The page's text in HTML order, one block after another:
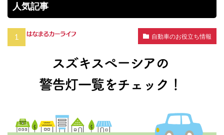
人気記事
自動車のお役立ち情報